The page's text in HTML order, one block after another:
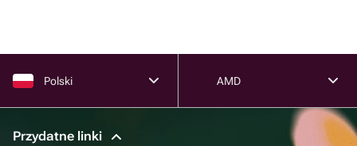
Polski AMD
Przydatne linki